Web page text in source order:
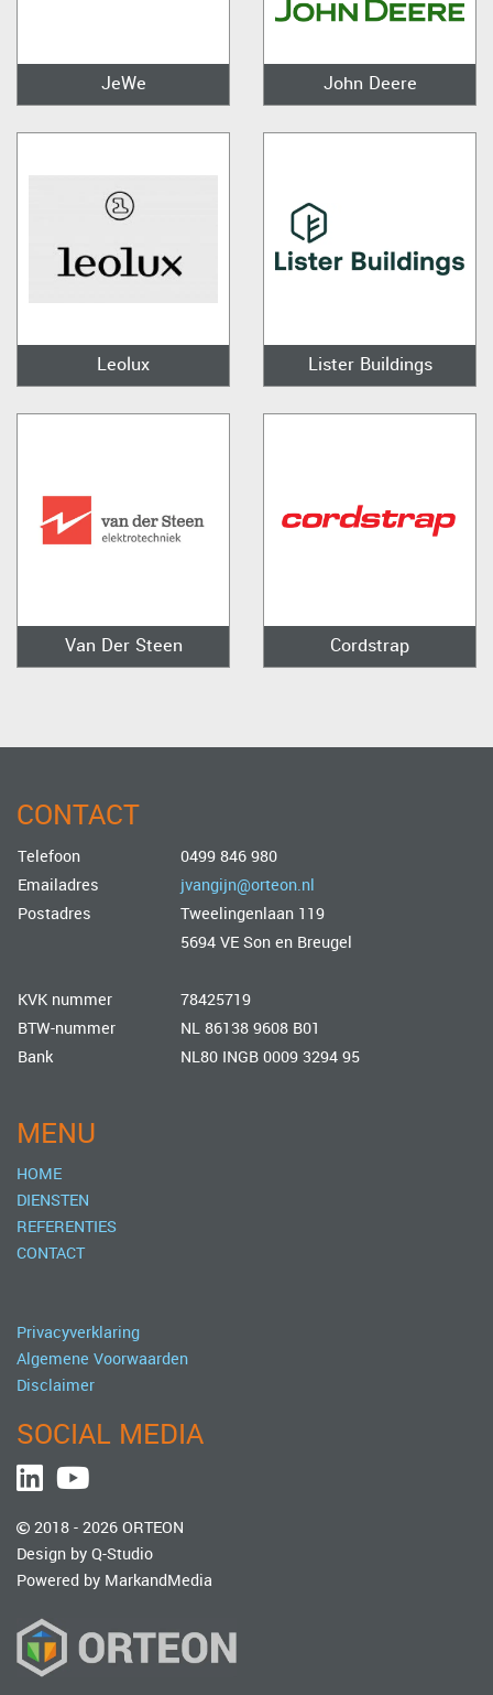
JeWe John Deere
Leolux Lister Buildings
Van Der Steen Cordstrap
CONTACT
Telefoon
0499 846 980
Emailadres
jvangijn@orteon.nl
Postadres
Tweelingenlaan 119
5694 VE Son en Breugel
KVK nummer
78425719
BTW-nummer
NL 86138 9608 B01
Bank
NL80 INGB 0009 3294 95
MENU
HOME
DIENSTEN
REFERENTIES
CONTACT
Privacyverklaring
Algemene Voorwaarden
Disclaimer
SOCIAL MEDIA
2018 - 2026 ORTEON
Design by Q-Studio
Powered by MarkandMedia